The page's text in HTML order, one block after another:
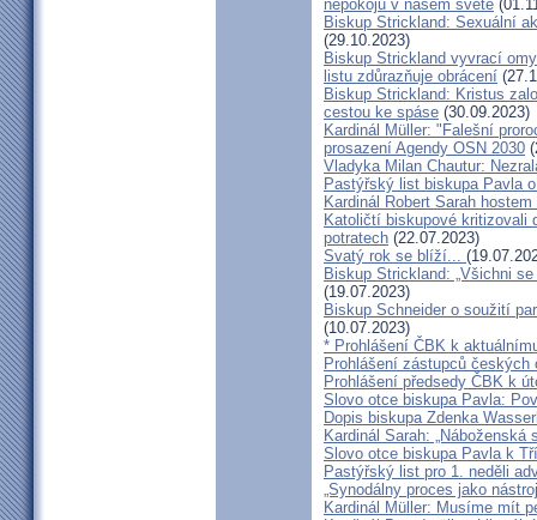
nepokojů v našem světě
Biskup Strickland: Sexuální
(29.10.2023)
Biskup Strickland vyvrací
listu zdůrazňuje obrácení
Biskup Strickland: Kristus
cestou ke spáse (30.09.2023)
Kardinál Müller: "Falešní
prosazení Agendy OSN 2030
Vladyka Milan Chautur:
Pastýřský list biskupa Pavla
Kardinál Robert Sarah
Katoličtí biskupové kritizovali
potratech (22.07.2023)
Svatý rok se blíží...
Biskup Strickland: „Všichni
(19.07.2023)
Biskup Schneider o soužití
(10.07.2023)
* Prohlášení ČBK k
Prohlášení zástupců
Prohlášení předsedy ČBK k
Slovo otce biskupa Pavla:
Dopis biskupa Zdenka
Kardinál Sarah: „Náboženská
Slovo otce biskupa Pavla k
Pastýřský list pro 1. neděli
„Synodálny proces jako
Kardinál Müller: Musíme mít